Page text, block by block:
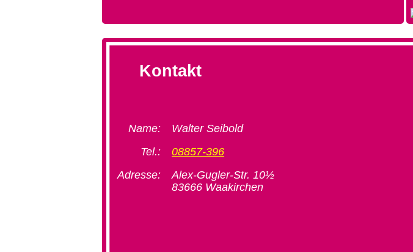
Kontakt
Name:
Walter Seibold
Tel.:
08857-396
Adresse:
Alex-Gugler-Str. 10½
83666 Waakirchen